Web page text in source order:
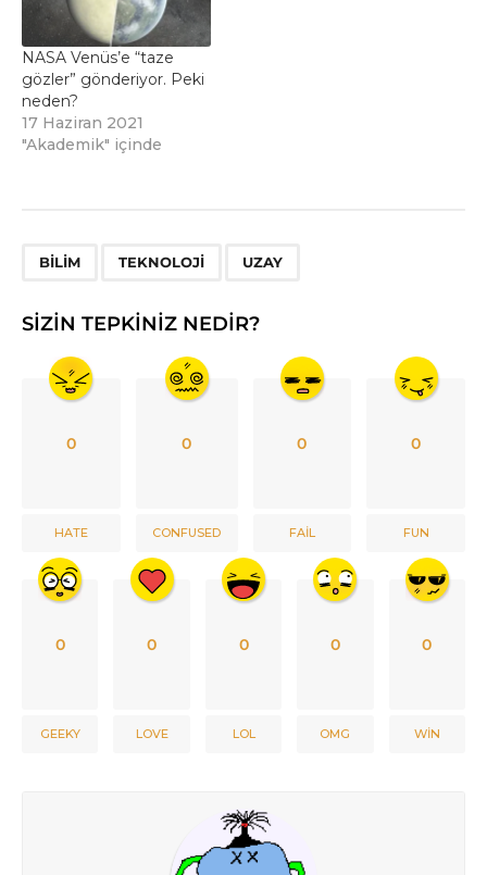
NASA Venüs’e “taze
gözler” gönderiyor. Peki
neden?
17 Haziran 2021
"Akademik" içinde
BILIM TEKNOLOJI UZAY
SIZIN TEPKINIZ NEDIR?
0
HATE
0
CONFUSED
0
FAIL
0
FUN
0
GEEKY
0
LOVE
0
LOL
0
OMG
0
WIN